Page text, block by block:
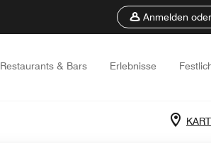
Anmelden
Restaurants & Bars Erlebnisse